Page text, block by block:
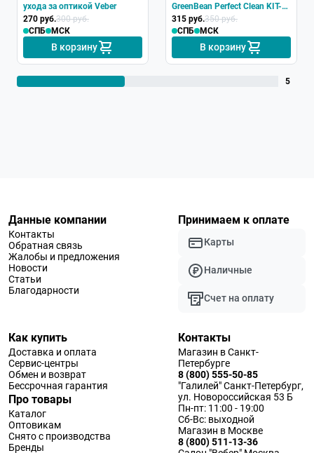
ухода за оптикой Veber
270 руб.300 руб.
СПБ
МСК
В корзину
GreenBean Perfect Clean KIT-
01
315 руб.350 руб.
СПБ
МСК
В корзину
5
Данные компании
Контакты
Обратная связь
Жалобы и предложения
Новости
Статьи
Благодарности
Принимаем к оплате
Карты
Наличные
Счет на оплату
Как купить
Доставка и оплата
Сервис-центры
Обмен и возврат
Бессрочная гарантия
Про товары
Каталог
Оптовикам
Снято с производства
Бренды
Контакты
Магазин в Санкт-
Петербурге
8 (800) 555-50-85
"Галилей" Санкт-Петербург,
ул. Новороссийская 53 Б
Пн-пт: 11:00 - 19:00
Сб-Вс: выходной
Магазин в Москве
8 (800) 511-13-36